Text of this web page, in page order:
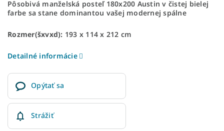
Pôsobivá manželská posteľ 180x200 Austin v čistej bielej
farbe sa stane dominantou vašej modernej spálne
Rozmer(šxvxd): 193 x 114 x 212 cm
Detailné informácie
Opýtať sa
Strážiť